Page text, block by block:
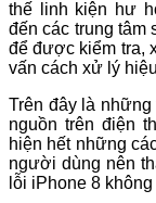
thế linh kiện hư
đến các trung tâm
để được kiểm tra,
vấn cách xử lý
Trên đây là
nguồn trên điện
hiện hết những
người dùng nên
lỗi iPhone 8